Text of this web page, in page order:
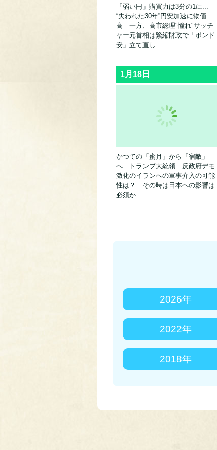
「弱い円」購買力は3分の1に...
“失われた30年”円安加速に物価
高 一方、高市総理"憧れ"サッチ
ャー元首相は緊縮財政で「ポンド
安」立て直し
1月18日
かつての「蜜月」から「宿敵」
へ トランプ大統領 反政府デモ
激化のイランへの軍事介入の可能
性は？ その時は日本への影響は
必須か…
2026年
2022年
2018年